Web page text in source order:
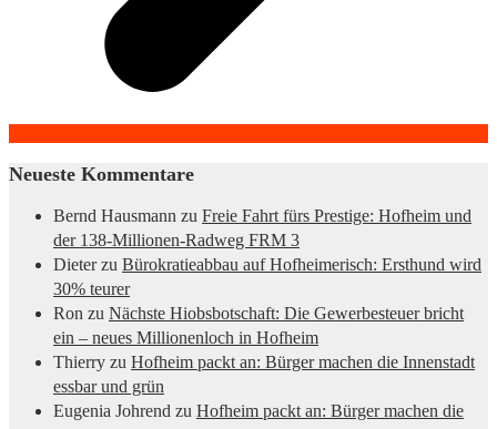
Neueste Kommentare
Bernd Hausmann zu Freie Fahrt fürs Prestige: Hofheim und
der 138-Millionen-Radweg FRM 3
Dieterzu Bürokratieabbau auf Hofheimerisch: Ersthund wird
30% teurer
Ron zu Nächste Hiobsbotschaft: Die Gewerbesteuer bricht
ein – neues Millionenloch in Hofheim
Thierry zu Hofheim packt an: Bürger machen die Innenstadt
essbar und grün
Eugenia Johrend zu Hofheim packt an: Bürger machen die